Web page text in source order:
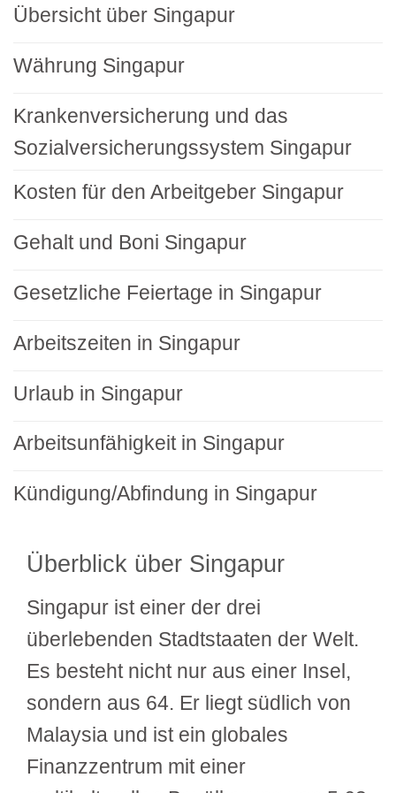
Übersicht über Singapur
Währung Singapur
Krankenversicherung und das
Sozialversicherungssystem Singapur
Kosten für den Arbeitgeber Singapur
Gehalt und Boni Singapur
Gesetzliche Feiertage in Singapur
Arbeitszeiten in Singapur
Urlaub in Singapur
Arbeitsunfähigkeit in Singapur
Kündigung/Abfindung in Singapur
Überblick über Singapur
Singapur ist einer der drei
überlebenden Stadtstaaten der Welt.
Es besteht nicht nur aus einer Insel,
sondern aus 64. Er liegt südlich von
Malaysia und ist ein globales
Finanzzentrum mit einer